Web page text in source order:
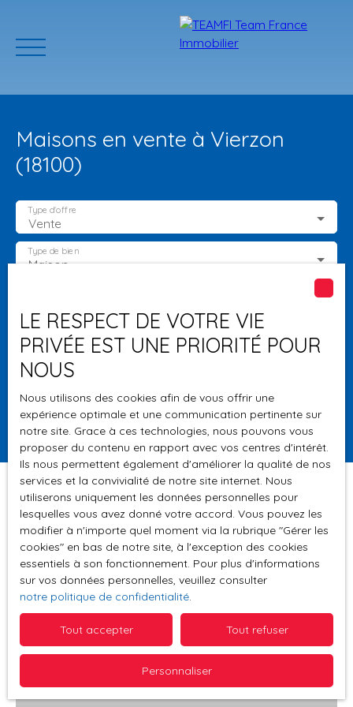
ACCUEIL PROGRAMMES
Estimation
Maisons en vente à Vierzon
(18100)
Vente
Type d'offre
Maison
Type de bien
Budget max (€)
Surface min (m²)
Rechercher
Pertinence
Trier par Créer une alerte
LE RESPECT DE VOTRE VIE
PRIVÉE EST UNE PRIORITÉ POUR
NOUS
Nous utilisons des cookies afin de vous offrir une
expérience optimale et une communication pertinente sur
notre site. Grace à ces technologies, nous pouvons vous
proposer du contenu en rapport avec vos centres d'intérêt.
Ils nous permettent également d'améliorer la qualité de nos
services et la convivialité de notre site internet. Nous
utiliserons uniquement les données personnelles pour
lesquelles vous avez donné votre accord. Vous pouvez les
modifier à n'importe quel moment via la rubrique ″Gérer les
cookies″ en bas de notre site, à l'exception des cookies
essentiels à son fonctionnement. Pour plus d'informations
sur vos données personnelles, veuillez consulter
notre politique de confidentialité.
Tout accepter Tout refuser
Personnaliser